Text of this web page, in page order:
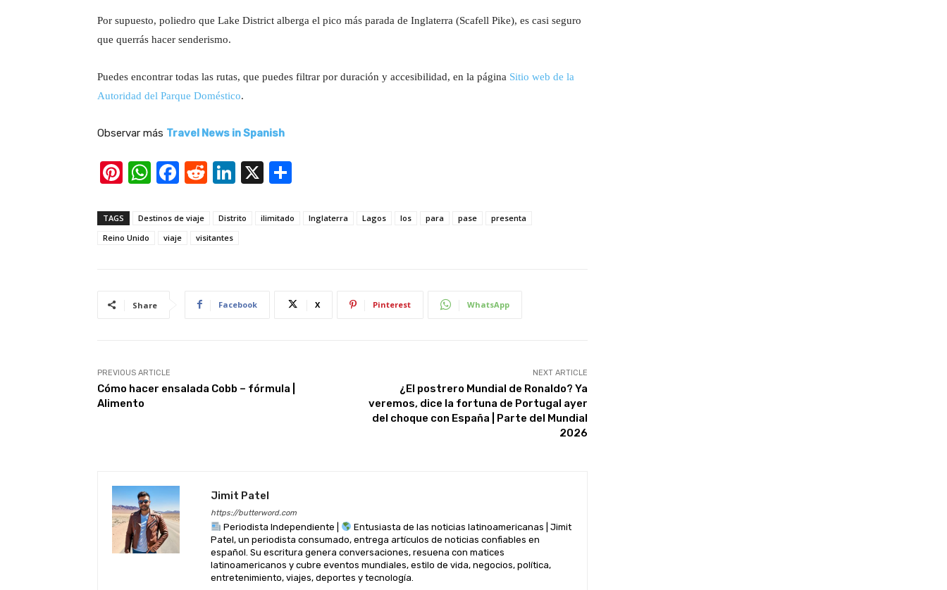
Por supuesto, poliedro que Lake District alberga el pico más parada de Inglaterra (Scafell Pike), es casi seguro
que querrás hacer senderismo.
Puedes encontrar todas las rutas, que puedes filtrar por duración y accesibilidad, en la página Sitio web de la
Autoridad del Parque Doméstico.
Observar más Travel News in Spanish
Pi
er
e
W
at
p
F
c
e
R
d
di
Li
k
X
ar
TAGS Destinos de viaje Distrito ilimitado Inglaterra Lagos los para pase
presenta
Reino Unido
viaje visitantes
Share Facebook X Pinterest WhatsApp
PREVIOUS ARTICLE
Cómo hacer ensalada Cobb – fórmula |
Alimento
NEXT ARTICLE
¿El postrero Mundial de Ronaldo? Ya
veremos, dice la fortuna de Portugal ayer
del choque con España | Parte del Mundial
2026
Jimit Patel
https://butterword.com
Periodista Independiente |
Entusiasta de las noticias latinoamericanas | Jimit
Patel, un periodista consumado, entrega artículos de noticias confiables en
español. Su escritura genera conversaciones, resuena con matices
latinoamericanos y cubre eventos mundiales, estilo de vida, negocios, política,
entretenimiento, viajes, deportes y tecnología.